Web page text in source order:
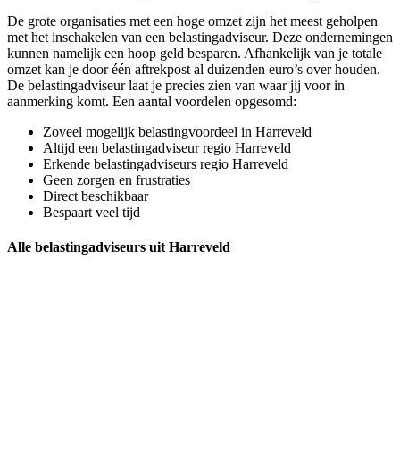
De grote organisaties met een hoge omzet zijn het meest geholpen
met het inschakelen van een belastingadviseur. Deze ondernemingen
kunnen namelijk een hoop geld besparen. Afhankelijk van je totale
omzet kan je door één aftrekpost al duizenden euro’s over houden.
De belastingadviseur laat je precies zien van waar jij voor in
aanmerking komt. Een aantal voordelen opgesomd:
Zoveel mogelijk belastingvoordeel in Harreveld
Altijd een belastingadviseur regio Harreveld
Erkende belastingadviseurs regio Harreveld
Geen zorgen en frustraties
Direct beschikbaar
Bespaart veel tijd
Alle belastingadviseurs uit Harreveld